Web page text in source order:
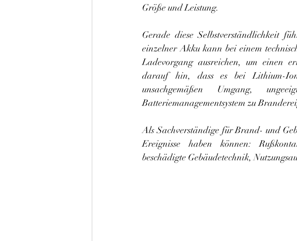
Größe und Leistung.
Gerade diese Selbstverständlichkeit
einzelner Akku kann bei einem
Ladevorgang ausreichen, um einen
darauf hin, dass es bei Lithium-
unsachgemäßen Umgang,
Batteriemanagementsystem zu
Als Sachverständige für Brand- und
Ereignisse haben können:
beschädigte Gebäudetechnik,